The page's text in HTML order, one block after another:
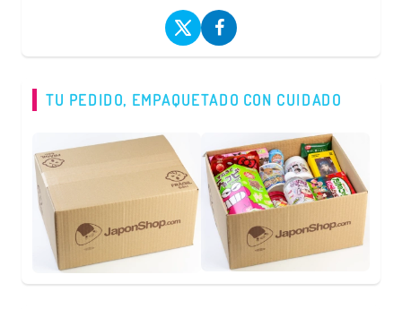
TU PEDIDO, EMPAQUETADO CON CUIDADO